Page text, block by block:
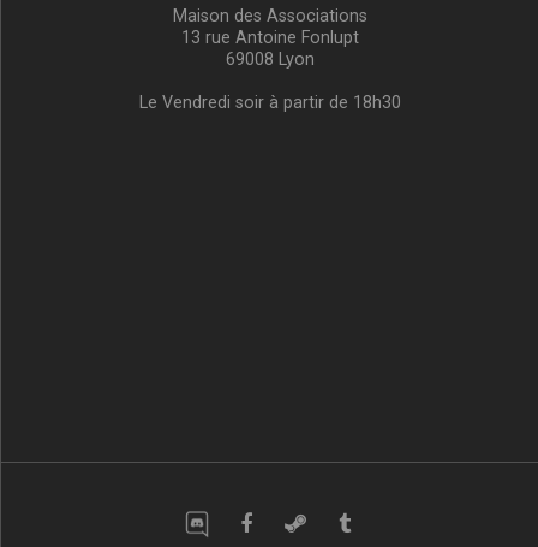
Maison des Associations
13 rue Antoine Fonlupt
69008 Lyon
Le Vendredi soir à partir de 18h30